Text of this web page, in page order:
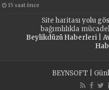
15 saat önce
Site haritasıyolu
bağımlılıkla
Beylikdüzü Haberleri|
BEYNSOFT